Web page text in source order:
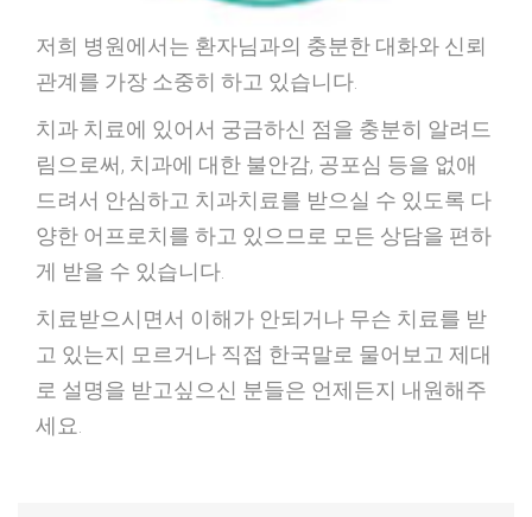
저희 병원에서는 환자님과의 충분한 대화와 신뢰
관계를 가장 소중히 하고 있습니다.
치과 치료에 있어서 궁금하신 점을 충분히 알려드
림으로써, 치과에 대한 불안감, 공포심 등을 없애
드려서 안심하고 치과치료를 받으실 수 있도록 다
양한 어프로치를 하고 있으므로 모든 상담을 편하
게 받을 수 있습니다.
치료받으시면서 이해가 안되거나 무슨 치료를 받
고 있는지 모르거나 직접 한국말로 물어보고 제대
로 설명을 받고싶으신 분들은 언제든지 내원해주
세요.